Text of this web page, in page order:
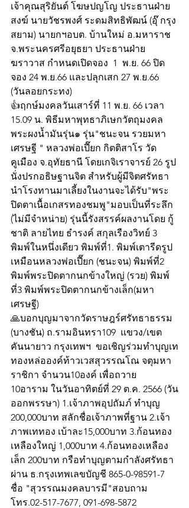
เจ้าคุณสุริยันต์ โฆษปญโญ ประธานฝ่าย
สงฆ์ นายวัชรพงศ์ ระดมสิทธิพัฒน์ (อุ๊ กรุง
สยาม) นายกฯอบต. บ้านใหม่ อ.มหาราช
จ.พระนครศรีอยุธยา ประธานฝ่าย
ฆราวาส กำหนดเปิดจอง  1  พ.ย. 66 ปิด
จอง 24 พ.ย.66 และปลุกเสก 27 พ.ย.66
(วันลอยกระทง)
👍ฤกษ์มงคลวันเสาร์ที่ 11 พ.ย. 66 เวลา
15.09 น. พิธีมหาพุทธาภิเษกวัตถุมงคล
พระผงน้ำมันรุ่น๑ รุ่น"ชนะจน รวยมหา
เศรษฐี " หลวงพ่อเปี๊ยก กิตติสาโร วัด
คูเมือง จ.อุทัยธานี โดยเกจิเราจารย์ 26 รูป
นั่งปรกอธิษฐานจิต สำหรับผู้มีจิตศรัทธา
นำโรงทานมาเลี้ยงในงานจะได้รับ"พระ
ปิดตาเนื้อเกสรทองชมพู"มอบเป็นที่ระลึก
(ไม่มีจำหน่าย) รุ่นนี้รังสรรค์ผลงานโดย กู้
ชาติ ลายไทย ธำรงค์ สกุลเรืองวิทย์ 3
พิมพ์ในหนึ่งเดียว พิมพ์ที่1. พิมพ์เตารีดรูป
เหมือนหลวงพ่อเปี๊ยก (ชนะจน) พิมพ์ที่2
พิมพ์พระปิดตากนกข้างใหญ่ (รวย) พิมพ์
ที่3 พิมพ์พระปิดตากนกข้างเล็ก(มหา
เศรษฐี)
🙏บอกบุญมาจากวัดราษฎร์ศรัทธาธรรม
(บางชัน) ถ.รามอินทรา109  แขวง/เขต
คันนายาว กรุงเทพฯ  ขอเชิญร่วมทำบุญเท
ทองหล่อองค์ท้าวเวสสุวรรณโณ จตุมหา
ราชิกา จำนวน10องค์ เพื่อถวาย
10อาราม ในวันอาทิตย์ที่ 29 ต.ค. 2566 (วัน
ออกพรรษา) 1.เจ้าภาพอุปถัมภ์ ทำบุญ
200,000บาท สลักชื่อเจ้าภาพที่ฐาน 2.เจ้า
ภาพเททอง เบ้าละ15,000บาท 3.ก้อนทอง
เหลืองใหญ่ 1,000บาท 4.ก้อนทองเหลือง
เล็ก 200บาท กรือทำบุญตามกำลังศรัทธา
ผ่าน ธ.กรุงเทพเลขบัญชี 865-0-98591-7
ชื่อ "สุวรรณมงคลบารมี"สอบถาม
โทร.02-517-7677, 091-698-5872